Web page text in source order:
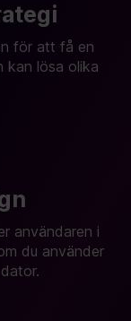
för att få en
kan lösa olika
användaren i
du använder